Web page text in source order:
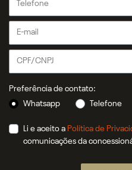
Preferência de contato:
Whatsapp
Telefone
Li e aceito a Política de
comunicações da